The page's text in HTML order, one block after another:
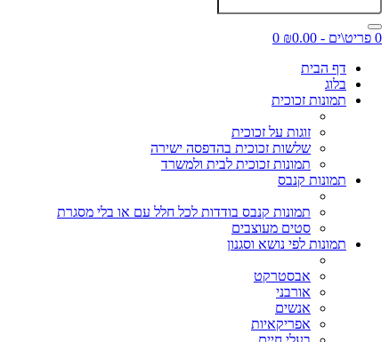
0 פריט\ים - ₪0.00
0
דף הבית
בלוג
תמונות זכוכית
זוגות על זכוכית
שלשות זכוכית בהדפסה ישירה
תמונות זכוכית לבית ולמשרד
תמונות קנבס
תמונות קנבס בודדות לכל חלל עם או בלי מסגרת
סטים מעוצבים
תמונות לפי נושא וסגנון
אבסטרקט
אורבני
אנשים
אפריקאיות